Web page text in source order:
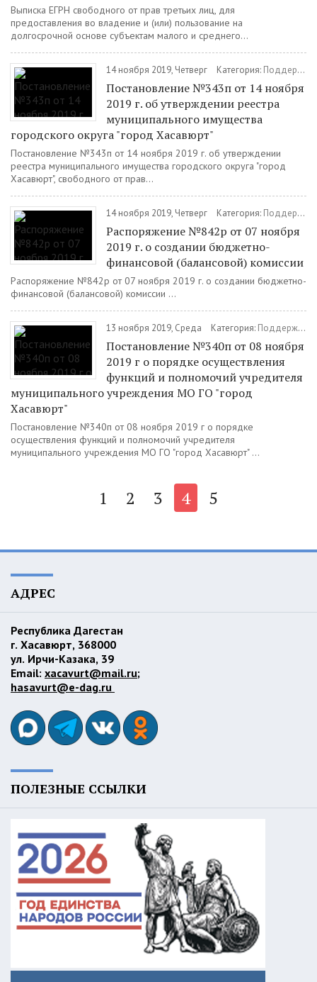
Выписка ЕГРН свободного от прав третьих лиц, для
предоставления во владение и (или) пользование на
долгосрочной основе субъектам малого и среднего...
14 ноября 2019, Четверг Категория: Поддержка МСП
Постановление №343п от 14 ноября
2019 г. об утверждении реестра
муниципального имущества
городского округа "город Хасавюрт"
Постановление №343п от 14 ноября 2019 г. об утверждении
реестра муниципального имущества городского округа "город
Хасавюрт", свободного от прав...
14 ноября 2019, Четверг Категория: Поддержка МСП
Распоряжение №842р от 07 ноября
2019 г. о создании бюджетно-
финансовой (балансовой) комиссии
Распоряжение №842р от 07 ноября 2019 г. о создании бюджетно-
финансовой (балансовой) комиссии ...
13 ноября 2019, Среда Категория: Поддержка МСП
Постановление №340п от 08 ноября
2019 г о порядке осуществления
функций и полномочий учредителя
муниципального учреждения МО ГО "город
Хасавюрт"
Постановление №340п от 08 ноября 2019 г о порядке
осуществления функций и полномочий учредителя
муниципального учреждения МО ГО "город Хасавюрт" ...
1 2 3 4 5
АДРЕС
Республика Дагестан
г. Хасавюрт, 368000
ул. Ирчи-Казака, 39
Email: xacavurt@mail.ru;
hasavurt@e-dag.ru
ПОЛЕЗНЫЕ ССЫЛКИ